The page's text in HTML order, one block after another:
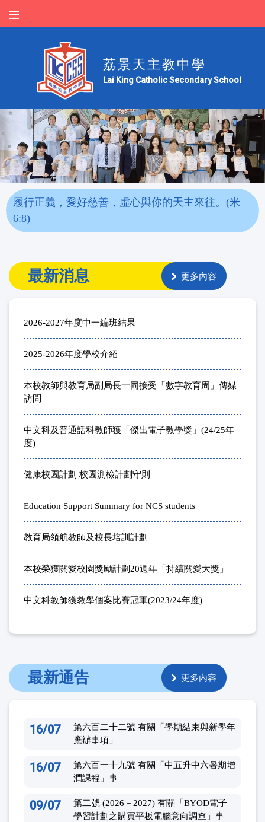
荔景天主教中學
Lai King Catholic Secondary School
履行正義，愛好慈善，虛心與你的天主來往。(米
6:8)
最新消息 更多內容
2026-2027年度中一編班結果
2025-2026年度學校介紹
本校教師與教育局副局長一同接受「數字教育周」傳媒
訪問
中文科及普通話科教師獲「傑出電子教學獎」(24/25年
度)
健康校園計劃 校園測檢計劃守則
Education Support Summary for NCS students
教育局領航教師及校長培訓計劃
本校榮獲關愛校園獎勵計劃20週年「持續關愛大獎」
中文科教師獲教學個案比賽冠軍(2023/24年度)
最新通告 更多內容
16/07
第六百二十二號 有關「學期結束與新學年
應辦事項」
16/07
第六百一十九號 有關「中五升中六暑期增
潤課程」事
09/07
第二號 (2026－2027) 有關「BYOD電子
學習計劃之購買平板電腦意向調查」事